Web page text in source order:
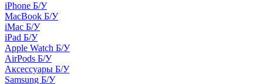
iPhone Б/У
MacBook Б/У
iMac Б/У
iPad Б/У
Apple Watch Б/У
AirPods Б/У
Аксессуары Б/У
Samsung Б/У